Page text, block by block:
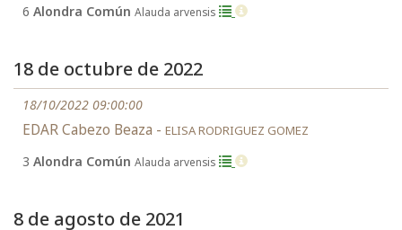
6 Alondra Común Alauda arvensis
18 de octubre de 2022
18/10/2022 09:00:00
EDAR Cabezo Beaza - ELISA RODRIGUEZ GOMEZ
3 Alondra Común Alauda arvensis
8 de agosto de 2021